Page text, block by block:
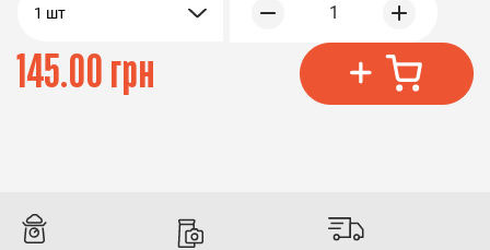
1 шт 1
145.00 грн